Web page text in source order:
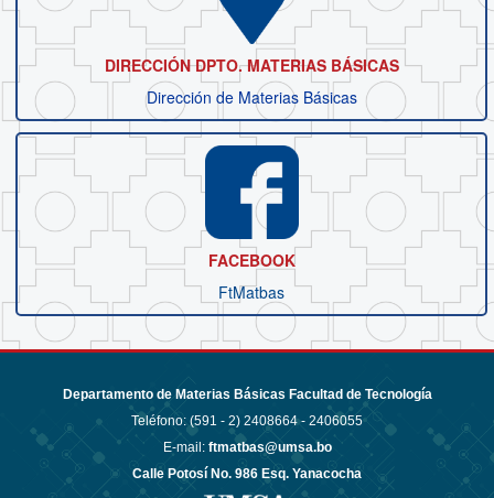
DIRECCIÓN DPTO. MATERIAS BÁSICAS
Dirección de Materias Básicas
FACEBOOK
FtMatbas
Departamento de Materias Básicas Facultad de Tecnología
Teléfono: (591 - 2) 2408664 - 2406055
E-mail: ftmatbas@umsa.bo
Calle Potosí No. 986 Esq. Yanacocha